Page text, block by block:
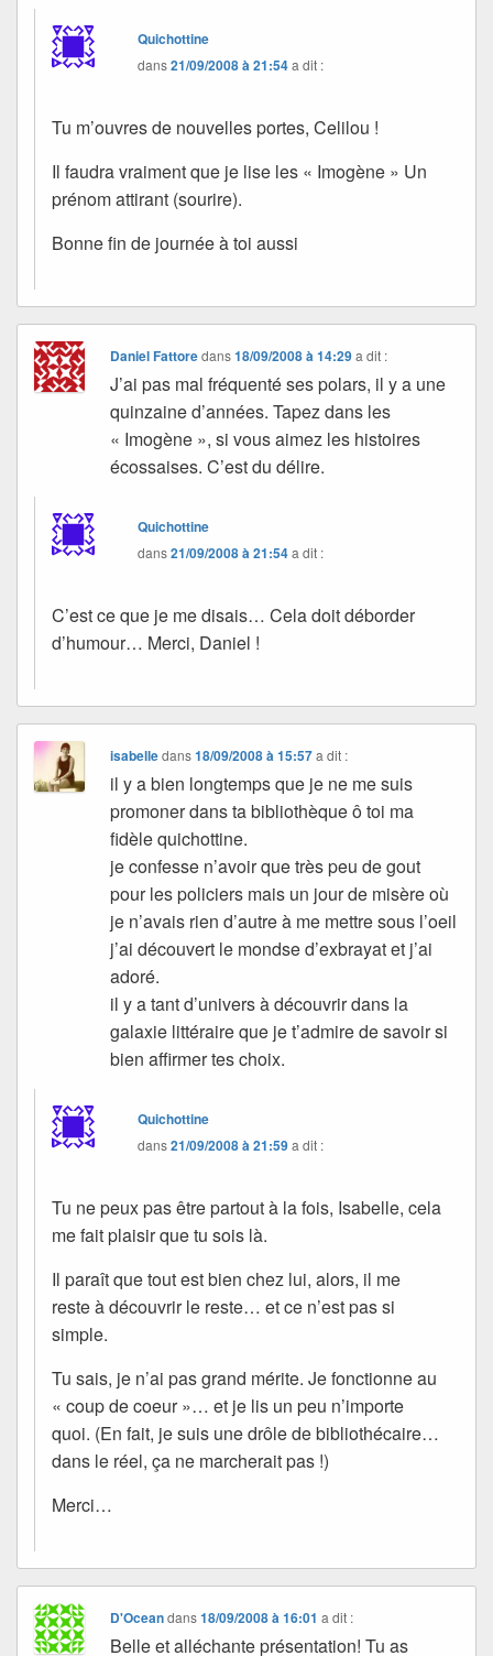
Quichottine
dans21/09/2008 à 21:54a dit :
Tu m’ouvres de nouvelles portes, Celilou !
Il faudra vraiment que je lise les « Imogène » Un
prénom attirant (sourire).
Bonne fin de journée à toi aussi
Daniel Fattoredans18/09/2008 à 14:29 a dit :
J’ai pas mal fréquenté ses polars, il y a une
quinzaine d’années. Tapez dans les
« Imogène », si vous aimez les histoires
écossaises. C’est du délire.
Quichottine
dans21/09/2008 à 21:54a dit :
C’est ce que je me disais… Cela doit déborder
d’humour… Merci, Daniel !
isabelledans18/09/2008 à 15:57 a dit :
il y a bien longtemps que je ne me suis
promoner dans ta bibliothèque ô toi ma
fidèle quichottine.
je confesse n’avoir que très peu de gout
pour les policiers mais un jour de misère où
je n’avais rien d’autre à me mettre sous l’oeil
j’ai découvert le mondse d’exbrayat et j’ai
adoré.
il y a tant d’univers à découvrir dans la
galaxie littéraire que je t’admire de savoir si
bien affirmer tes choix.
Quichottine
dans21/09/2008 à 21:59a dit :
Tu ne peux pas être partout à la fois, Isabelle, cela
me fait plaisir que tu sois là.
Il paraît que tout est bien chez lui, alors, il me
reste à découvrir le reste… et ce n’est pas si
simple.
Tu sais, je n’ai pas grand mérite. Je fonctionne au
« coup de coeur »… et je lis un peu n’importe
quoi. (En fait, je suis une drôle de bibliothécaire…
dans le réel, ça ne marcherait pas !)
Merci…
D'Oceandans18/09/2008 à 16:01 a dit :
Belle et alléchante présentation! Tu as